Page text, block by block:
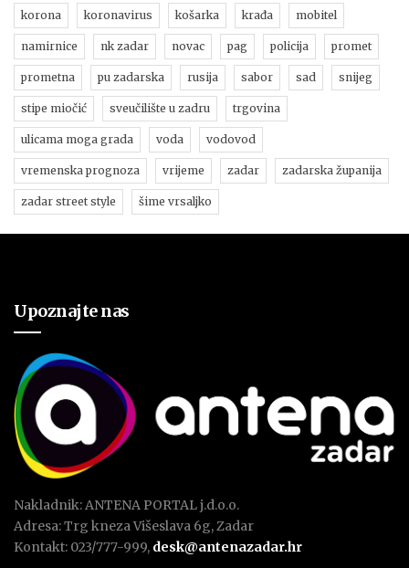
korona koronavirus košarka krađa mobitel
namirnice nk zadar novac pag policija promet
prometna pu zadarska rusija sabor sad snijeg
stipe miočić sveučilište u zadru trgovina
ulicama moga grada voda vodovod
vremenska prognoza vrijeme zadar zadarska županija
zadar street style šime vrsaljko
Upoznajte nas
Nakladnik: ANTENA PORTAL j.d.o.o.
Adresa: Trg kneza Višeslava 6g, Zadar
Kontakt: 023/777-999, desk@antenazadar.hr